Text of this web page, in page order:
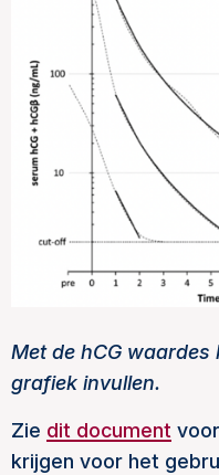
Met de hCG
grafiek invullen.
Zie dit document
krijgen voor het